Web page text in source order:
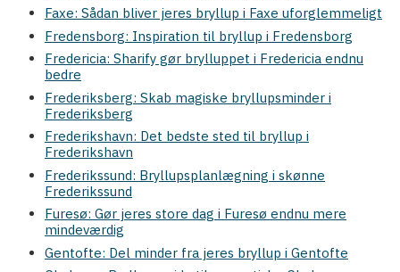
Faxe: Sådan bliver jeres bryllup i Faxe uforglemmeligt
Fredensborg: Inspiration til bryllup i Fredensborg
Fredericia: Sharify gør brylluppet i Fredericia endnu
bedre
Frederiksberg: Skab magiske bryllupsminder i
Frederiksberg
Frederikshavn: Det bedste sted til bryllup i
Frederikshavn
Frederikssund: Bryllupsplanlægning i skønne
Frederikssund
Furesø: Gør jeres store dag i Furesø endnu mere
mindeværdig
Gentofte: Del minder fra jeres bryllup i Gentofte